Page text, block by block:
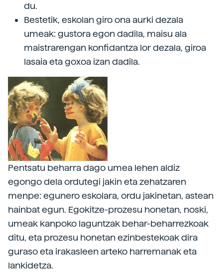
du.
Bestetik, eskolan giro ona aurki dezala
umeak: gustora egon dadila, maisu ala
maistrarengan konfidantza lor dezala, giroa
lasaia eta goxoa izan dadila.
Pentsatu beharra dago umea lehen aldiz
egongo dela ordutegi jakin eta zehatzaren
menpe: egunero eskolara, ordu jakinetan, astean
hainbat egun. Egokitze-prozesu honetan, noski,
umeak kanpoko laguntzak behar-beharrezkoak
ditu, eta prozesu honetan ezinbestekoak dira
guraso eta irakasleen arteko harremanak eta
lankidetza.